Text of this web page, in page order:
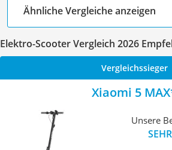
Ähnliche Vergleiche anzeigen
Elektro-Scooter Vergleich 2026
Vergleichssieger
Xiaomi 5 MAX
Unsere